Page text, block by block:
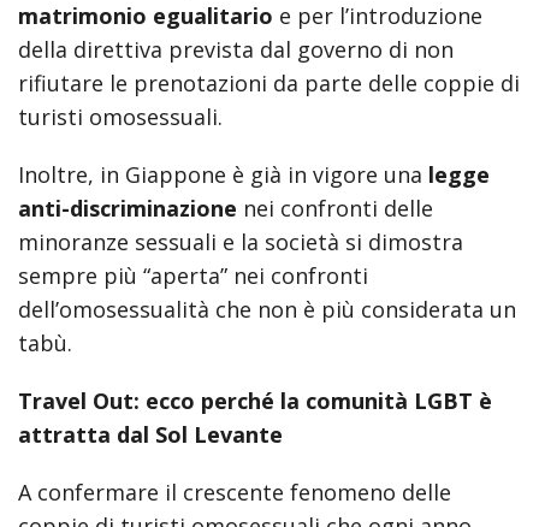
matrimonio egualitario e per l’introduzione
della direttiva prevista dal governo di non
rifiutare le prenotazioni da parte delle coppie di
turisti omosessuali.
Inoltre, in Giappone è già in vigore una legge
anti-discriminazione nei confronti delle
minoranze sessuali e la società si dimostra
sempre più “aperta” nei confronti
dell’omosessualità che non è più considerata un
tabù.
Travel Out: ecco perché la comunità LGBT è
attratta dal Sol Levante
A confermare il crescente fenomeno delle